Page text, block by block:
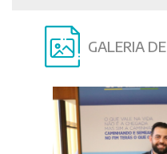
GALERIA DE